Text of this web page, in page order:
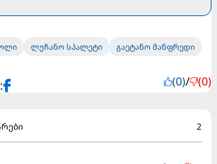
ლუჩანო სპალეტი გაეტანო მანფრედი
(0)/ (0)
2